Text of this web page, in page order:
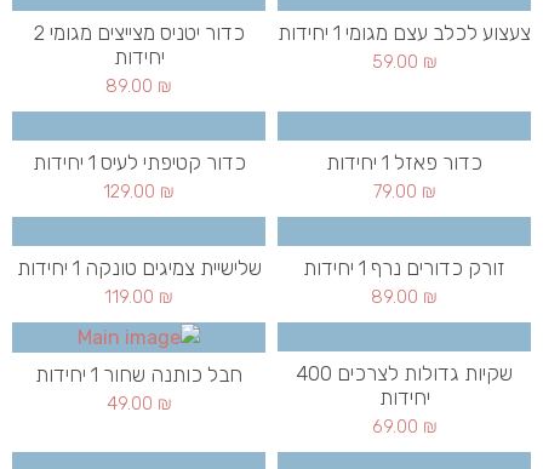
צעצוע לכלב עצם מגומי 1 יחידות
59.00 ₪
כדור יטניס מצייצים מגומי 2
יחידות
89.00 ₪
כדור פאזל 1 יחידות
79.00 ₪
כדור קטיפתי לעיס 1 יחידות
129.00 ₪
זורק כדורים נרף 1 יחידות
89.00 ₪
שלישיית צמיגים טונקה 1 יחידות
119.00 ₪
שקיות גדולות לצרכים 400
יחידות
69.00 ₪
חבל כותנה שחור 1 יחידות
49.00 ₪